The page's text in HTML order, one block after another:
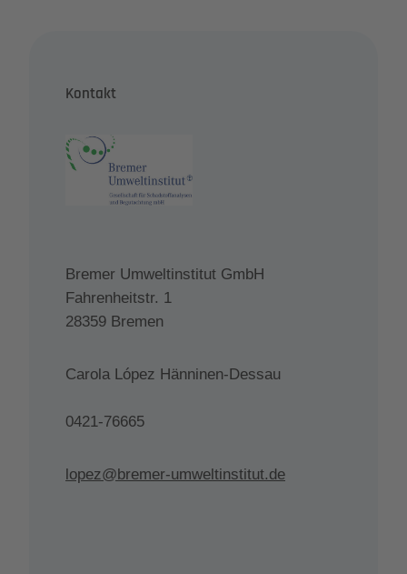
Kontakt
Bremer Umweltinstitut GmbH
Fahrenheitstr. 1
28359 Bremen
Carola López Hänninen-Dessau
0421-76665
lopez@bremer-umweltinstitut.de